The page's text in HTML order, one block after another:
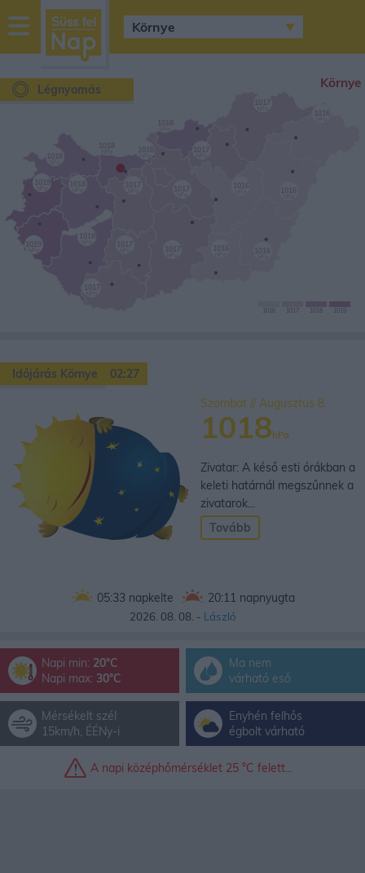
sussfelnap.hu
időjárás
Légnyomás
•
Környe
1016
1017 1016
1017
1018
1018
1017
1017
1016
1017
1018
1016
1017
1017
1016
1019
1018 1018
1018
1019
1016 1017 1018 1019
Időjárás Környe
02:27
Szombat // Augusztus 8.
1018hPa
Zivatar: A késő esti órákban a
keleti határnál megszűnnek a
zivatarok...
Tovább
05:33 napkelte 20:11 napnyugta
2026. 08. 08. - László
Napi min: 20°C
Napi max: 30°C
Ma nem
várható eső
Mérsékelt szél
15km/h, ÉÉNy-i
Enyhén felhős
égbolt várható
A napi kö­zép­hő­mér­sék­let 25 °C fe­lett...